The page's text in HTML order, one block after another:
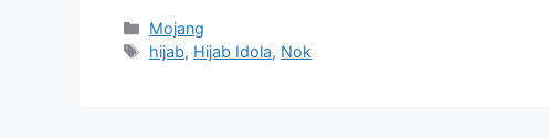
Kategori
Mojang
Tag
hijab, Hijab Idola, Nok